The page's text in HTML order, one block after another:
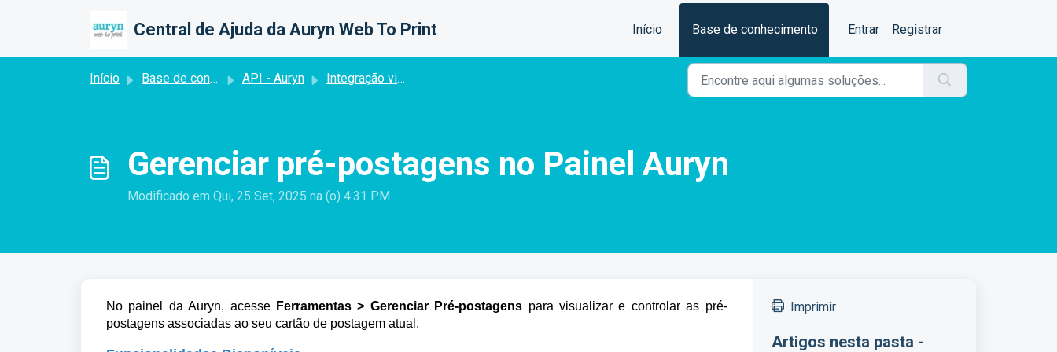
Central de Ajuda da Auryn Web To Print Início Base de conhecimento Entrar Registrar
Início Base de conhecimento API - Auryn Integração via API
Gerenciar pré-postagens no Painel Auryn
Modificado em Qui, 25 Set, 2025 na (o) 4:31 PM
No painel da Auryn, acesse Ferramentas > Gerenciar Pré-postagens para visualizar e controlar as pré-
postagens associadas ao seu cartão de postagem atual.
Imprimir
Artigos nesta pasta -